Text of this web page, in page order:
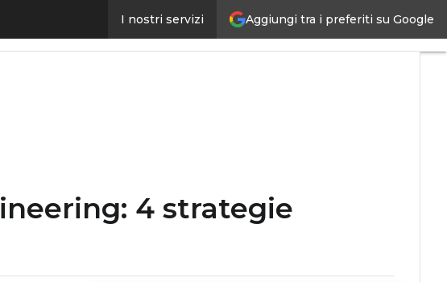
Aggiungi tra i preferiti su Google
I nostri servizi
chiave per aumentare la cyber resilienzaUltimi
articoli
artificiale
4 strategie